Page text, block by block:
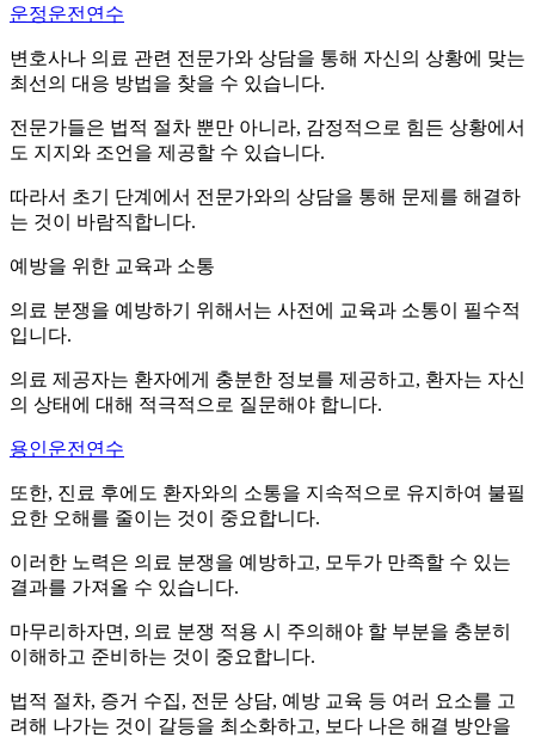
운정운전연수
변호사나 의료 관련 전문가와 상담을 통해 자신의 상황에 맞는
최선의 대응 방법을 찾을 수 있습니다.
전문가들은 법적 절차 뿐만 아니라, 감정적으로 힘든 상황에서
도 지지와 조언을 제공할 수 있습니다.
따라서 초기 단계에서 전문가와의 상담을 통해 문제를 해결하
는 것이 바람직합니다.
예방을 위한 교육과 소통
의료 분쟁을 예방하기 위해서는 사전에 교육과 소통이 필수적
입니다.
의료 제공자는 환자에게 충분한 정보를 제공하고, 환자는 자신
의 상태에 대해 적극적으로 질문해야 합니다.
용인운전연수
또한, 진료 후에도 환자와의 소통을 지속적으로 유지하여 불필
요한 오해를 줄이는 것이 중요합니다.
이러한 노력은 의료 분쟁을 예방하고, 모두가 만족할 수 있는
결과를 가져올 수 있습니다.
마무리하자면, 의료 분쟁 적용 시 주의해야 할 부분을 충분히
이해하고 준비하는 것이 중요합니다.
법적 절차, 증거 수집, 전문 상담, 예방 교육 등 여러 요소를 고
려해 나가는 것이 갈등을 최소화하고, 보다 나은 해결 방안을